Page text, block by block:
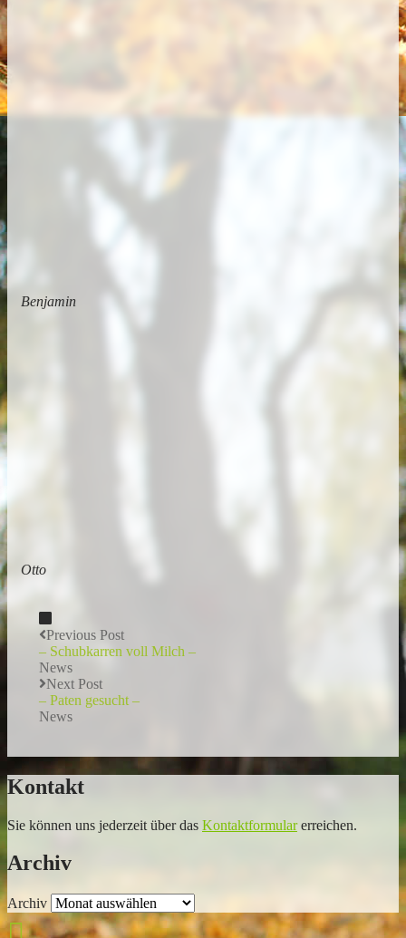
Benjamin
Otto
Previous Post
– Schubkarren voll Milch –
News
Next Post
– Paten gesucht –
News
Kontakt
Sie können uns jederzeit über das Kontaktformularerreichen.
Archiv
Archiv